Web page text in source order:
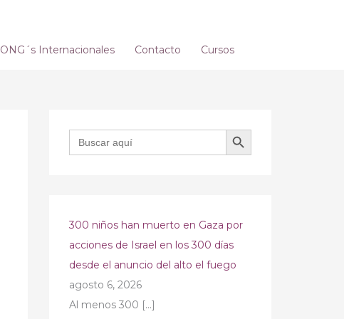
ONG´s Internacionales Contacto Cursos
Buscar: BOTÓN DE BÚSQUEDA
300 niños han muerto en Gaza por
acciones de Israel en los 300 días
desde el anuncio del alto el fuego
agosto 6, 2026
Al menos 300 […]